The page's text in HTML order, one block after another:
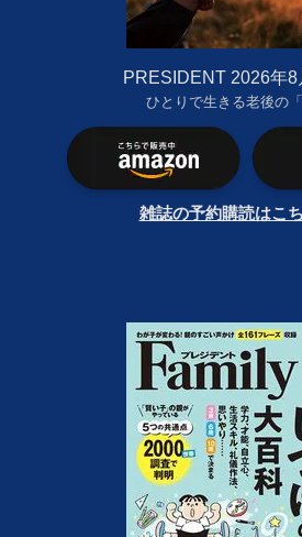
PRESIDENT 2026年8
ひとりで生きる老後の「
雑誌の予約購読はこ